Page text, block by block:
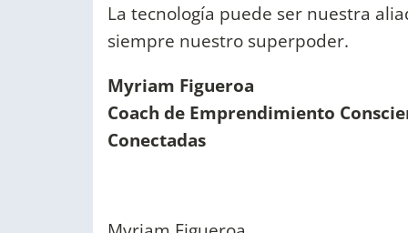
La tecnología puede ser nuestra
siempre nuestro superpoder.
Myriam Figueroa
Coach de Emprendimiento
Conectadas